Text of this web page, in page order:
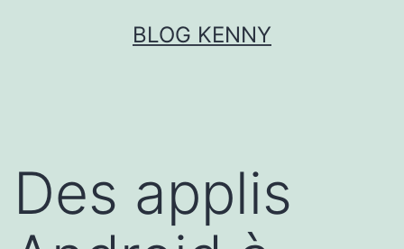
BLOG KENNY
Des applis